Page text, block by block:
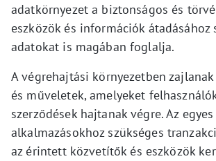
adatkörnyezet a biztonságos és
eszközök és információk átadásához
adatokat is magában foglalja.
A végrehajtási környezetben
és műveletek, amelyeket
szerződések hajtanak végre. Az egyes
alkalmazásokhoz szükséges
az érintett közvetítők és eszközök